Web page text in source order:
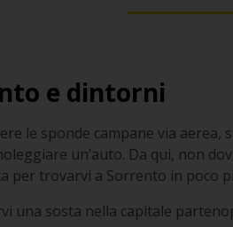
e dintorni
le sponde campane via aerea,
un’auto. Da qui, non
per trovarvi a Sorrento in poco
una sosta nella capitale